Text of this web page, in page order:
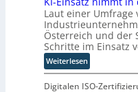
r
n
r
W
a
g
-
C
n
g
f
ü
r
T
t
Q
u
a
n
t
e
Laut einer Umfrage
Österreich und der
Schritte im Einsatz
Weiterlesen:
K
I
Digitalen ISO-